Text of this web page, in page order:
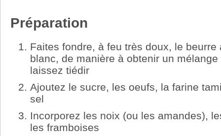
Préparation
Faites fondre, à feu très doux, le
blanc, de manière à obtenir un
laissez tiédir
Ajoutez le sucre, les oeufs, la farine
sel
Incorporez les noix (ou les amandes),
les framboises